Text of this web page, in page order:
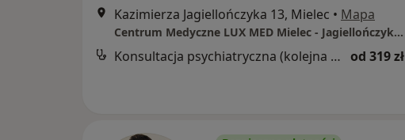
Kazimierza Jagiellończyka 13, Mielec • Mapa
Centrum Medyczne LUX MED Mielec - Jagiellończyka 13
Konsultacja psychiatryczna (kolejna wizyta) od 319 zł